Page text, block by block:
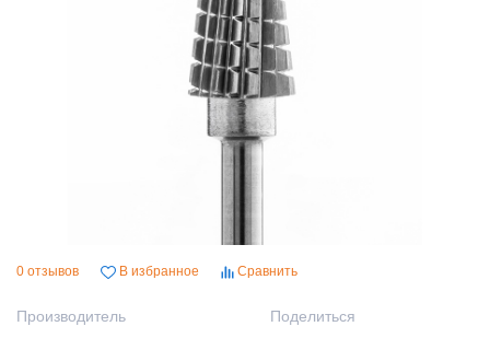
0 отзывов В избранное Сравнить
Производитель
Поделиться